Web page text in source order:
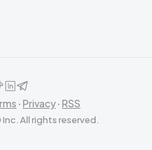
· Privacy· RSS
All rights reserved.